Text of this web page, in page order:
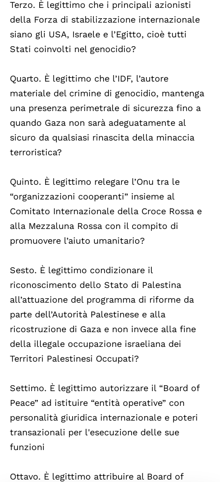
Terzo. È legittimo che i principali azionisti
della Forza di stabilizzazione internazionale
siano gli USA, Israele e l’Egitto, cioè tutti
Stati coinvolti nel genocidio?
Quarto. È legittimo che l’IDF, l’autore
materiale del crimine di genocidio, mantenga
una presenza perimetrale di sicurezza fino a
quando Gaza non sarà adeguatamente al
sicuro da qualsiasi rinascita della minaccia
terroristica?
Quinto. È legittimo relegare l’Onu tra le
“organizzazioni cooperanti” insieme al
Comitato Internazionale della Croce Rossa e
alla Mezzaluna Rossa con il compito di
promuovere l’aiuto umanitario?
Sesto. È legittimo condizionare il
riconoscimento dello Stato di Palestina
all’attuazione del programma di riforme da
parte dell’Autorità Palestinese e alla
ricostruzione di Gaza e non invece alla fine
della illegale occupazione israeliana dei
Territori Palestinesi Occupati?
Settimo. È legittimo autorizzare il “Board of
Peace” ad istituire “entità operative” con
personalità giuridica internazionale e poteri
transazionali per l'esecuzione delle sue
funzioni
Ottavo. È legittimo attribuire al Board of